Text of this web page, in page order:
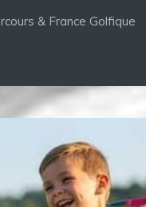
& France Golfique